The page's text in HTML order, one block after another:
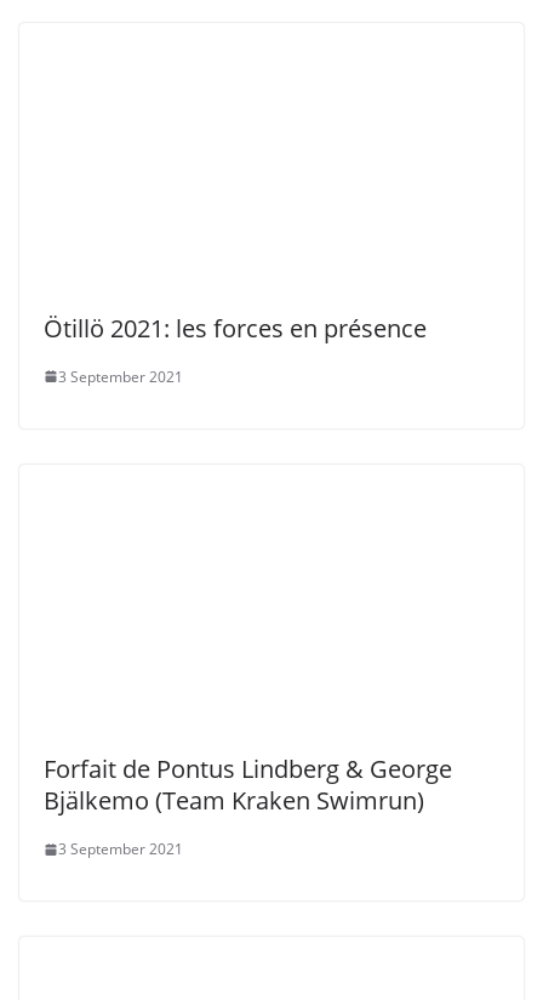
Ötillö 2021: les forces en présence
3 September 2021
Forfait de Pontus Lindberg & George
Bjälkemo (Team Kraken Swimrun)
3 September 2021